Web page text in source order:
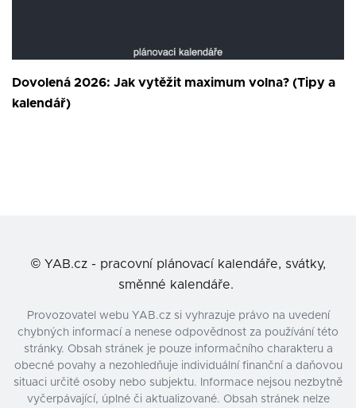
Dovolená 2026: Jak vytěžit maximum volna? (Tipy a
kalendář)
© YAB.cz - pracovní plánovací kalendáře, svátky,
směnné kalendáře.
Provozovatel webu YAB.cz si vyhrazuje právo na uvedení
chybných informací a nenese odpovědnost za používání této
stránky. Obsah stránek je pouze informačního charakteru a
obecné povahy a nezohledňuje individuální finanční a daňovou
situaci určité osoby nebo subjektu. Informace nejsou nezbytně
vyčerpávající, úplné či aktualizované. Obsah stránek nelze